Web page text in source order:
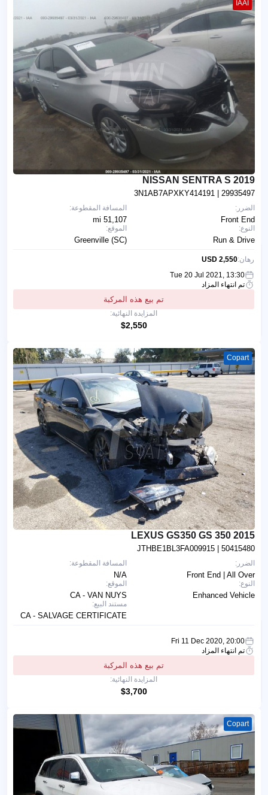
IAAI
2019 NISSAN SENTRA S
3N1AB7APXKY414191 | 29935497
المسافة المقطوعة:
51,107 mi
الموقع:
Greenville (SC)
الضرر:
Front End
النوع:
Run & Drive
رهان:2,550 USD
Tue 20 Jul 2021, 13:30
تم انتهاء المزاد
تم بيع هذه المركبة
المزايدة النهائية:
$2,550
Copart
2015 LEXUS GS350 GS 350
JTHBE1BL3FA009915 | 50415480
المسافة المقطوعة:
N/A
الموقع:
CA - VAN NUYS
مستند البيع:
CA - SALVAGE CERTIFICATE
الضرر:
Front End | All Over
النوع:
Enhanced Vehicle
Fri 11 Dec 2020, 20:00
تم انتهاء المزاد
تم بيع هذه المركبة
المزايدة النهائية:
$3,700
Copart